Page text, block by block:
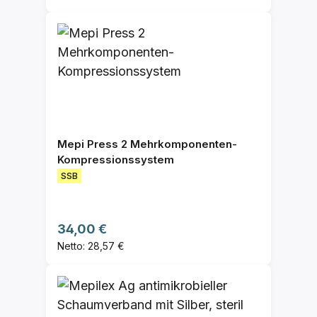
Mepi Press 2 Mehrkomponenten-
Kompressionssystem
SSB
Regulärer Preis:
34,00 €
Netto: 28,57 €